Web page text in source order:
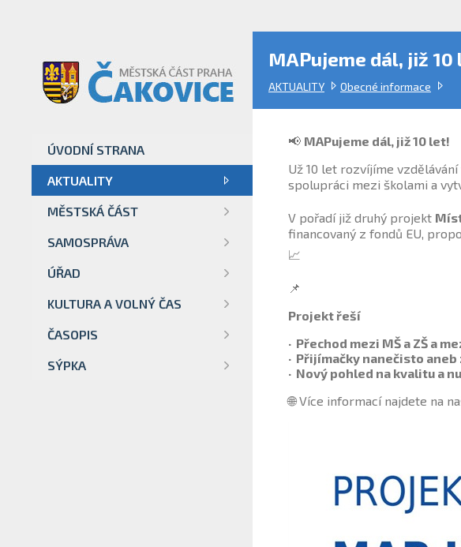
MAPujeme dál, již 10
AKTUALITY Obecné informace
ÚVODNÍ STRANA
AKTUALITY
MĚSTSKÁ ČÁST
SAMOSPRÁVA
ÚŘAD
KULTURA A VOLNÝ ČAS
ČASOPIS
SÝPKA
📢 MAPujeme dál, již 10 let!
Už 10 let rozvíjíme
spolupráci mezi školami a
V pořadí již druhý projekt
financovaný z fondů EU,
📈
📌
Projekt řeší
· Přechod mezi MŠ a ZŠ a
· Přijímačky nanečisto
· Nový pohled na kvalitu a
🌐 Více informací najdete na